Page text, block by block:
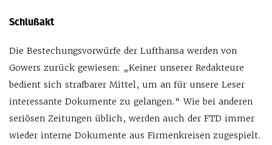
Schlußakt
Die Bestechungsvorwürfe der Lufthansa werden von
Gowers zurück gewiesen: „Keiner unserer Redakteure
bedient sich strafbarer Mittel, um an für unsere Leser
interessante Dokumente zu gelangen.“ Wie bei anderen
seriösen Zeitungen üblich, werden auch der FTD immer
wieder interne Dokumente aus Firmenkreisen zugespielt.